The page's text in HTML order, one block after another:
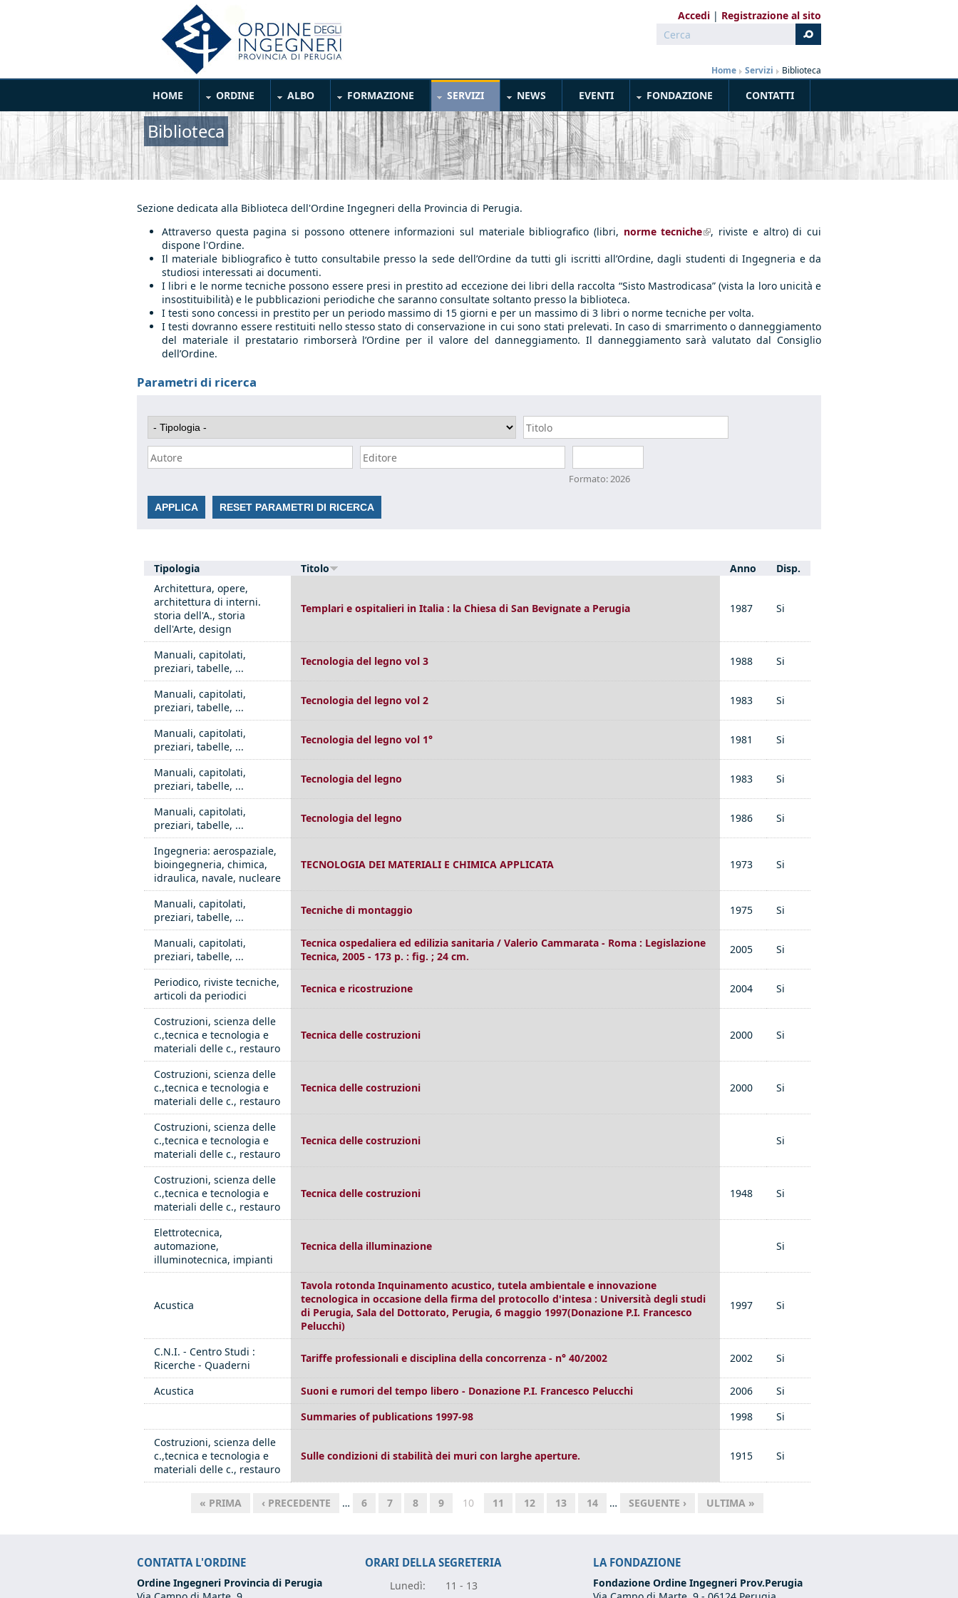
Accedi Registrazione al sito
Form di ricerca
Cerca
Home » Servizi » Biblioteca
Main Menu
HOME ORDINE ALBO FORMAZIONE SERVIZI NEWS EVENTI FONDAZIONE CONTATTI
Biblioteca
Sezione dedicata alla Biblioteca dell'Ordine Ingegneri della Provincia di Perugia.
Attraverso questa pagina si possono ottenere informazioni sul materiale bibliografico (libri, norme tecniche(link is external)
, riviste e altro) di cui
dispone l'Ordine.
Il materiale bibliografico è tutto consultabile presso la sede dell’Ordine da tutti gli iscritti all’Ordine, dagli studenti di Ingegneria e da
studiosi interessati ai documenti.
I libri e le norme tecniche possono essere presi in prestito ad eccezione dei libri della raccolta “Sisto Mastrodicasa” (vista la loro unicità e
insostituibilità) e le pubblicazioni periodiche che saranno consultate soltanto presso la biblioteca.
I testi sono concessi in prestito per un periodo massimo di 15 giorni e per un massimo di 3 libri o norme tecniche per volta.
I testi dovranno essere restituiti nello stesso stato di conservazione in cui sono stati prelevati. In caso di smarrimento o danneggiamento
del materiale il prestatario rimborserà l’Ordine per il valore del danneggiamento. Il danneggiamento sarà valutato dal Consiglio
dell’Ordine.
Parametri di ricerca
Data
Formato: 2026
Tipologia Titolo Anno
Disp.
Architettura, opere,
architettura di interni.
storia dell'A., storia
dell'Arte, design
Templari e ospitalieri in Italia : la Chiesa di San Bevignate a Perugia 1987 Si
Manuali, capitolati,
preziari, tabelle, ...
Tecnologia del legno vol 3 1988 Si
Manuali, capitolati,
preziari, tabelle, ...
Tecnologia del legno vol 2 1983 Si
Manuali, capitolati,
preziari, tabelle, ...
Tecnologia del legno vol 1° 1981 Si
Manuali, capitolati,
preziari, tabelle, ...
Tecnologia del legno 1983 Si
Manuali, capitolati,
preziari, tabelle, ...
Tecnologia del legno 1986 Si
Ingegneria: aerospaziale,
bioingegneria, chimica,
idraulica, navale, nucleare
TECNOLOGIA DEI MATERIALI E CHIMICA APPLICATA 1973 Si
Manuali, capitolati,
preziari, tabelle, ...
Tecniche di montaggio 1975 Si
Manuali, capitolati,
preziari, tabelle, ...
Tecnica ospedaliera ed edilizia sanitaria / Valerio Cammarata - Roma : Legislazione
Tecnica, 2005 - 173 p. : fig. ; 24 cm.
2005 Si
Periodico, riviste tecniche,
articoli da periodici
Tecnica e ricostruzione 2004 Si
Costruzioni, scienza delle
c.,tecnica e tecnologia e
materiali delle c., restauro
Tecnica delle costruzioni 2000 Si
Costruzioni, scienza delle
c.,tecnica e tecnologia e
materiali delle c., restauro
Tecnica delle costruzioni 2000 Si
Costruzioni, scienza delle
c.,tecnica e tecnologia e
materiali delle c., restauro
Tecnica delle costruzioni Si
Costruzioni, scienza delle
c.,tecnica e tecnologia e
materiali delle c., restauro
Tecnica delle costruzioni 1948 Si
Elettrotecnica,
automazione,
illuminotecnica, impianti
Tecnica della illuminazione Si
Acustica
Tavola rotonda Inquinamento acustico, tutela ambientale e innovazione
tecnologica in occasione della firma del protocollo d'intesa : Università degli studi
di Perugia, Sala del Dottorato, Perugia, 6 maggio 1997(Donazione P.I. Francesco
Pelucchi)
1997 Si
C.N.I. - Centro Studi :
Ricerche - Quaderni
Tariffe professionali e disciplina della concorrenza - n° 40/2002 2002 Si
Acustica Suoni e rumori del tempo libero - Donazione P.I. Francesco Pelucchi 2006
Si
Summaries of publications 1997-98
1998
Si
Costruzioni, scienza delle
c.,tecnica e tecnologia e
materiali delle c., restauro
Sulle condizioni di stabilità dei muri con larghe aperture. 1915 Si
« PRIMA ‹ PRECEDENTE … 6 7 8 9 10 11 12 13 14 … SEGUENTE › ULTIMA »
CONTATTA L'ORDINE
Ordine Ingegneri Provincia di Perugia
ORARI DELLA SEGRETERIA
Lunedì: 11 - 13
LA FONDAZIONE
Fondazione Ordine Ingegneri Prov.Perugia